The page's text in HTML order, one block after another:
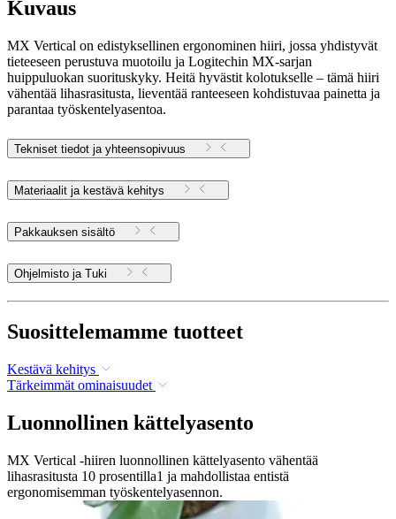
Kuvaus
MX Vertical on edistyksellinen ergonominen hiiri, jossa yhdistyvät
tieteeseen perustuva muotoilu ja Logitechin MX-sarjan
huippuluokan suorituskyky. Heitä hyvästit kolotukselle – tämä hiiri
vähentää lihasrasitusta, lieventää ranteeseen kohdistuvaa painetta ja
parantaa työskentelyasentoa.
Tekniset tiedot ja yhteensopivuus
Materiaalit ja kestävä kehitys
Pakkauksen sisältö
Ohjelmisto ja Tuki
Suosittelemamme tuotteet
Kestävä kehitys
Tärkeimmät ominaisuudet
Luonnollinen kättelyasento
MX Vertical -hiiren luonnollinen kättelyasento vähentää
lihasrasitusta 10 prosentilla1 ja mahdollistaa entistä
ergonomisemman työskentelyasennon.